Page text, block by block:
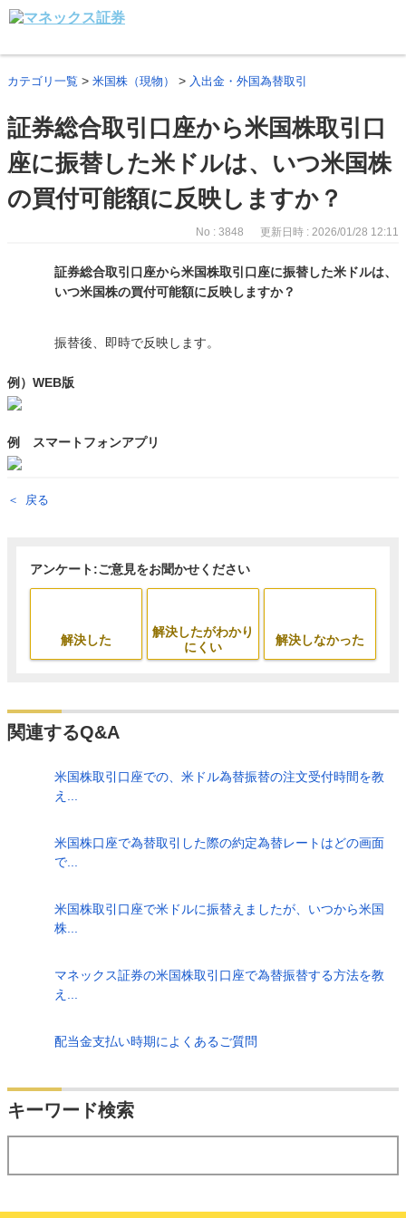
カテゴリ一覧 > 米国株（現物） > 入出金・外国為替取引
証券総合取引口座から米国株取引口
座に振替した米ドルは、いつ米国株
の買付可能額に反映しますか？
No : 3848 更新日時 : 2026/01/28 12:11
証券総合取引口座から米国株取引口座に振替した米ドルは、
いつ米国株の買付可能額に反映しますか？
振替後、即時で反映します。
例）WEB版
例 スマートフォンアプリ
戻る
アンケート:ご意見をお聞かせください
解決した
解決したがわかり
にくい
解決しなかった
関連するQ&A
米国株取引口座での、米ドル為替振替の注文受付時間を教
え...
米国株口座で為替取引した際の約定為替レートはどの画面
で...
米国株取引口座で米ドルに振替えましたが、いつから米国
株...
マネックス証券の米国株取引口座で為替振替する方法を教
え...
配当金支払い時期によくあるご質問
キーワード検索